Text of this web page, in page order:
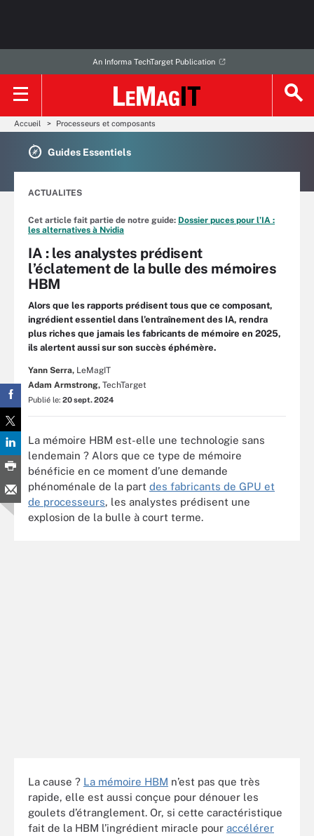
An Informa TechTarget Publication
Accueil Processeurs et composants
Guides Essentiels
ACTUALITES
Cet article fait partie de notre guide: Dossier puces pour l’IA :
les alternatives à Nvidia
IA : les analystes prédisent
l’éclatement de la bulle des mémoires
HBM
Alors que les rapports prédisent tous que ce composant,
ingrédient essentiel dans l’entraînement des IA, rendra
plus riches que jamais les fabricants de mémoire en 2025,
ils alertent aussi sur son succès éphémère.
Yann Serra, LeMagIT
Adam Armstrong, TechTarget
Publié le: 20 sept. 2024
La mémoire HBM est-elle une technologie sans
lendemain ? Alors que ce type de mémoire
bénéficie en ce moment d’une demande
phénoménale de la part des fabricants de GPU et
de processeurs, les analystes prédisent une
explosion de la bulle à court terme.
La cause ? La mémoire HBM n’est pas que très
rapide, elle est aussi conçue pour dénouer les
goulets d’étranglement. Or, si cette caractéristique
fait de la HBM l’ingrédient miracle pour accélérer